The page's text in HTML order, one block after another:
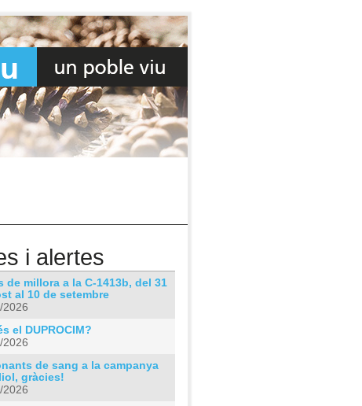
i alertes
de millora a la C-1413b, del 31
al 10 de setembre
2026
el DUPROCIM?
2026
de sang a la campanya
gràcies!
2026